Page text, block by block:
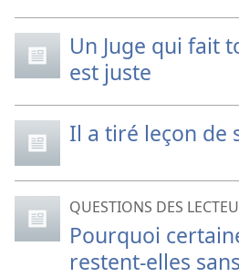
Un Juge qui fait
est juste
Il a tiré leçon de
QUESTIONS DES
Pourquoi
restent-elles